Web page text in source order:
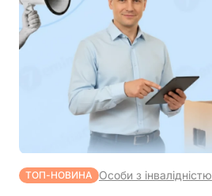
ТОП-НОВИНА Особи з інвалідністю